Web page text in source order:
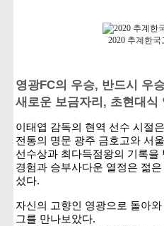
2020 추계한
영광FC의 우승, 반드시 우
새로운 보금자리, 초현대식
이태엽 감독의 현역 선수 시절
전통의 명문 광주 금호고와 서
선수상과 최다득점왕의 기록
경험과 승부사다운 열정은 젊
섰다.
자신의 고향인 영광으로 돌아
그를 만나보았다.